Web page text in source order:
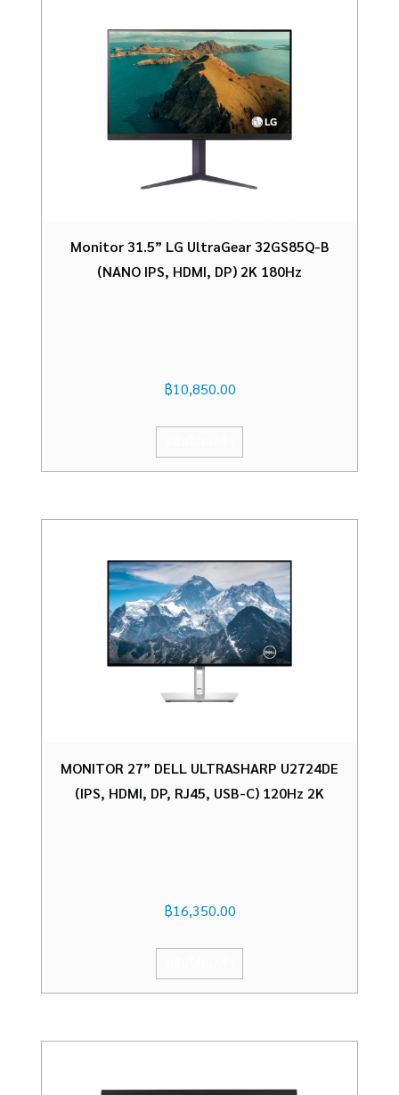
Monitor 31.5” LG UltraGear 32GS85Q-B
(NANO IPS, HDMI, DP) 2K 180Hz
฿10,850.00
MONITOR 27” DELL ULTRASHARP U2724DE
(IPS, HDMI, DP, RJ45, USB-C) 120Hz 2K
฿16,350.00